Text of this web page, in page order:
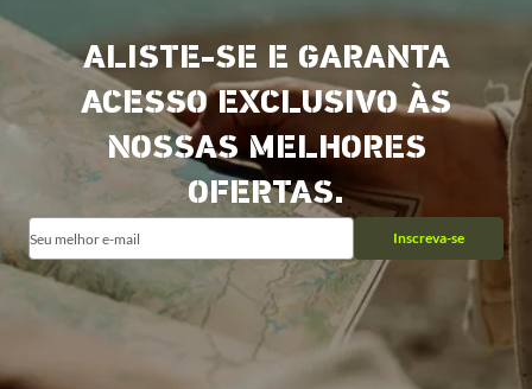
ALISTE-SE E GARANTA
ACESSO EXCLUSIVO ÀS
NOSSAS MELHORES
OFERTAS.
Inscreva-se